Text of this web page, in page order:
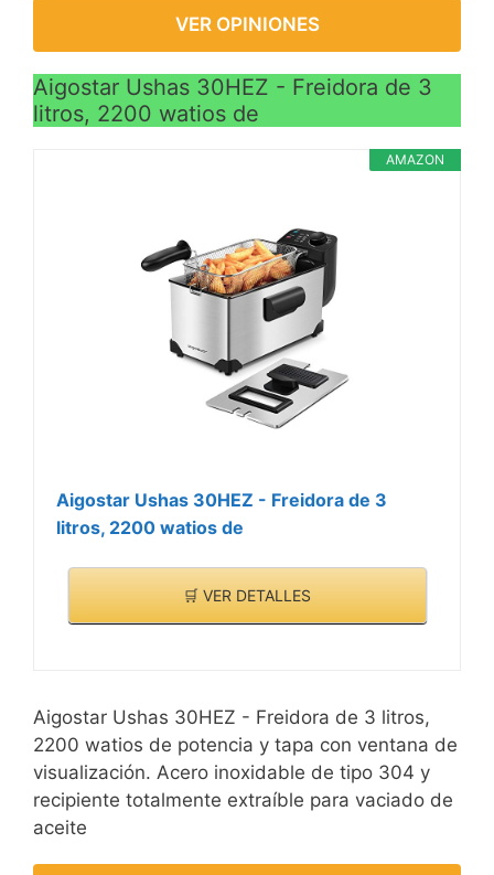
VER OPINIONES
Aigostar Ushas 30HEZ - Freidora de 3
litros, 2200 watios de
AMAZON
Aigostar Ushas 30HEZ - Freidora de 3
litros, 2200 watios de
🛒 VER DETALLES
Aigostar Ushas 30HEZ - Freidora de 3 litros,
2200 watios de potencia y tapa con ventana de
visualización. Acero inoxidable de tipo 304 y
recipiente totalmente extraíble para vaciado de
aceite